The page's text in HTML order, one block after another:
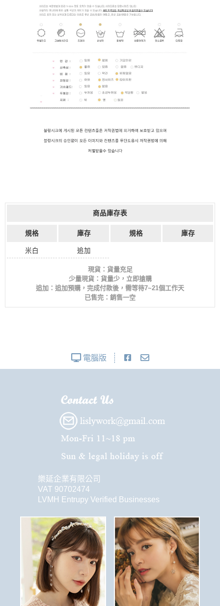
商品庫存表
規格 庫存 規格 庫存
米白 追加
現貨：貨量充足
少量現貨：貨量少，立即搶購
追加：追加預購，完成付款後，需等待7~21個工作天
已售完：銷售一空
電腦版
樂延企業有限公司
VAT 90702474
LVMH Entrupy Verified Businesses